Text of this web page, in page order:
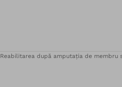
Reabilitarea după amputația de membru